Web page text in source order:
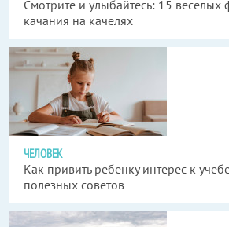
Смотрите и улыбайтесь: 15
качания на качелях
ЧЕЛОВЕК
Как привить ребенку интерес к
полезных советов